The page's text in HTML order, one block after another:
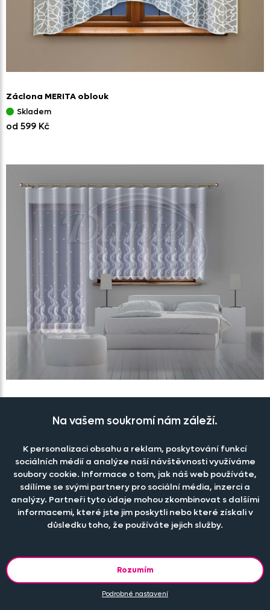
Máte pocit, že okna bez textilních doplňků působí chladně a
vyberete z bohaté nabídkyzáclonna těchto stránkách. Pro vaše
Záclona MERITA oblouk
Skladem
od 599 Kč
Načíst další
Na vašem soukromí nám záleží.
K personalizaci obsahu a reklam, poskytování funkcí
sociálních médií a analýze naší návštěvnosti využíváme
soubory cookie. Informace o tom, jak náš web používáte,
sdílíme se svými partnery pro sociální média, inzerci a
analýzy. Partneři tyto údaje mohou zkombinovat s dalšími
informacemi, které jste jim poskytli nebo které získali v
důsledku toho, že používáte jejich služby.
Rozumím
Podrobné nastavení